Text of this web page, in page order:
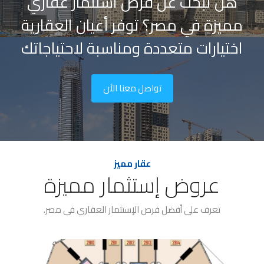
مميزة في مصر؟ توفر أعيان العقارية
اختيارات متعددة ومناسبة لاحتياجاتك
تواصل معنا الأن
عقار مميز
عروض إستثمار مميزة
تعرف على أفضل فرص الإستثمار العقاري فى مصر.